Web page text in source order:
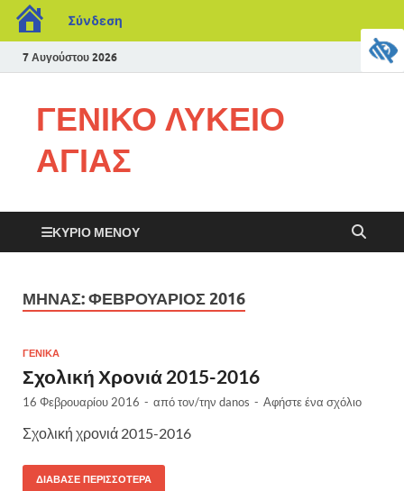
Σύνδεση
7 Αυγούστου 2026
ΓΕΝΙΚΟ ΛΥΚΕΙΟ
ΑΓΙΑΣ
ΚΎΡΙΟ ΜΕΝΟΎ
ΜΉΝΑΣ:ΦΕΒΡΟΥΆΡΙΟΣ 2016
ΓΕΝΙΚΑ
Σχολική Χρονιά 2015-2016
16 Φεβρουαρίου 2016 - από τον/την danos - Αφήστε ένα σχόλιο
Σχολική χρονιά 2015-2016
ΔΙΆΒΑΣΕ ΠΕΡΙΣΣΌΤΕΡΑ